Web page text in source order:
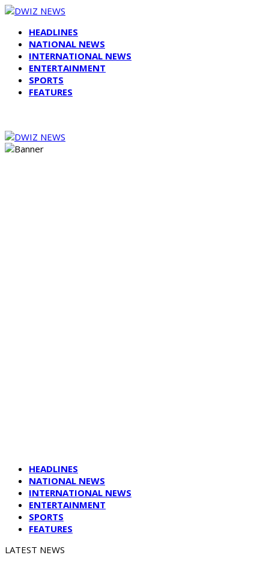
HEADLINES
NATIONAL NEWS
INTERNATIONAL NEWS
ENTERTAINMENT
SPORTS
FEATURES
HEADLINES
NATIONAL NEWS
INTERNATIONAL NEWS
ENTERTAINMENT
SPORTS
FEATURES
LATEST NEWS